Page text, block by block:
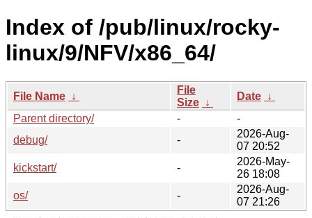
Index of /pub/linux/rocky-
linux/9/NFV/x86_64/
File Name ↓
File
Size ↓
Date ↓
Parent directory/
-
-
debug/
-
2026-Aug-
07 20:52
kickstart/
-
2026-May-
26 18:08
os/
-
2026-Aug-
07 21:26